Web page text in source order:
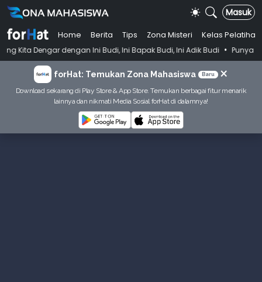
Masuk
Home Berita Tips Zona Misteri
Kelas Pelatihan
dengan Ini Budi, Ini Bapak Budi, Ini Adik Budi • Punya Tujuan
forHat: Temukan Zona Mahasiswa Baru ×
Download sekarang di Play Store & App Store. Temukan berbagai fitur menarik
lainnya dan nikmati Media Sosial forHat di dalamnya!